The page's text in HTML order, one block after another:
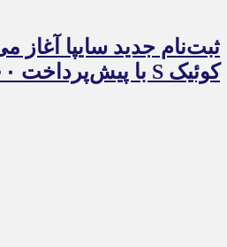
ثبت‌نام جدید سایپا
کوئیک S با پیش‌پرداخت ۵۰۰ میلیونی